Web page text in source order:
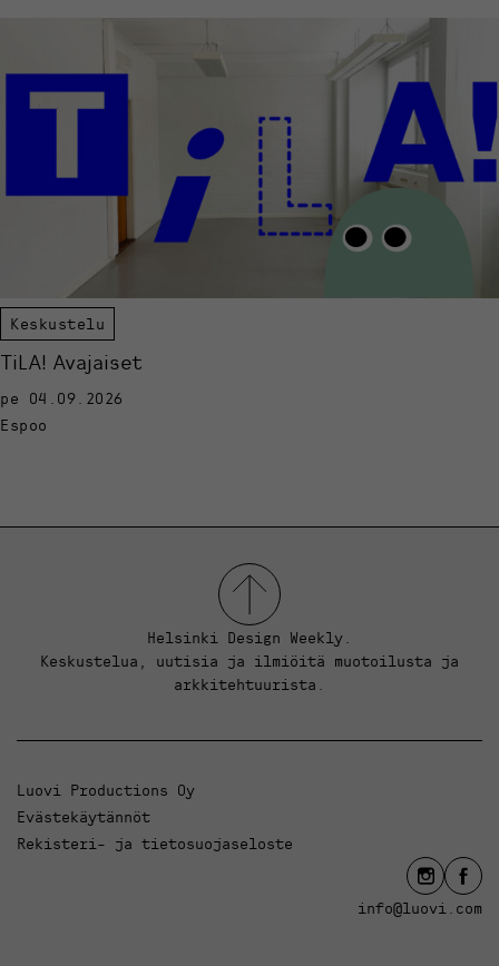
Keskustelu
TiLA! Avajaiset
pe 04.09.2026
Espoo
Helsinki Design Weekly.
Keskustelua, uutisia ja ilmiöitä muotoilusta ja
arkkitehtuurista.
Luovi Productions Oy
Evästekäytännöt
Rekisteri- ja tietosuojaseloste
info@luovi.com